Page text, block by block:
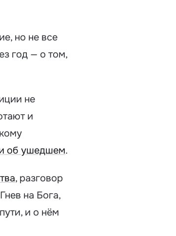
но не все
год — о том,
не
и
об ушедшем.
, разговор
на Бога,
и о нём